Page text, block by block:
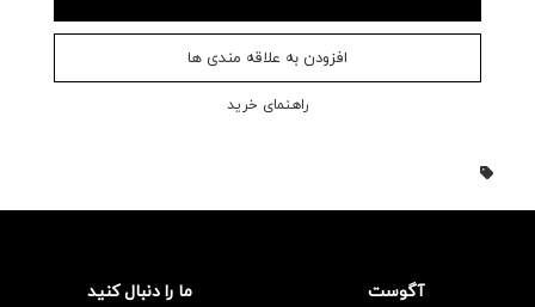
افزودن به علاقه مندی ها
راهنمای خرید
آگوست ما را دنبال کنید